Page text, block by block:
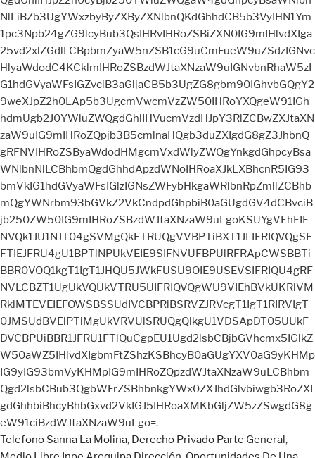
Telefono Sanna La Molina, Derecho Privado Parte General,